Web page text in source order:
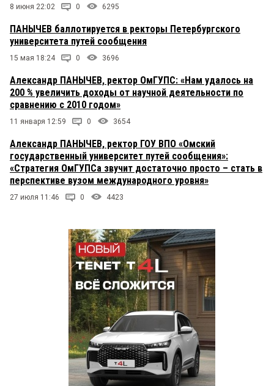
8 июня 22:02 0 6295
ПАНЫЧЕВ баллотируется в ректоры Петербургского
университета путей сообщения
15 мая 18:24 0 3696
Александр ПАНЫЧЕВ, ректор ОмГУПС: «Нам удалось на
200 % увеличить доходы от научной деятельности по
сравнению с 2010 годом»
11 января 12:59 0 3654
Александр ПАНЫЧЕВ, ректор ГОУ ВПО «Омский
государственный университет путей сообщения»:
«Стратегия ОмГУПСа звучит достаточно просто – стать в
перспективе вузом международного уровня»
27 июля 11:46 0 4423